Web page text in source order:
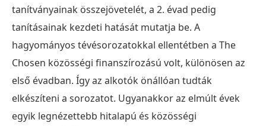
tanítványainak összejövetelét, a 2. évad pedig
tanításainak kezdeti hatását mutatja be. A
hagyományos tévésorozatokkal ellentétben a The
Chosen közösségi finanszírozású volt, különösen az
első évadban. Így az alkotók önállóan tudták
elkészíteni a sorozatot. Ugyanakkor az elmúlt évek
egyik legnézettebb hitalapú és közösségi